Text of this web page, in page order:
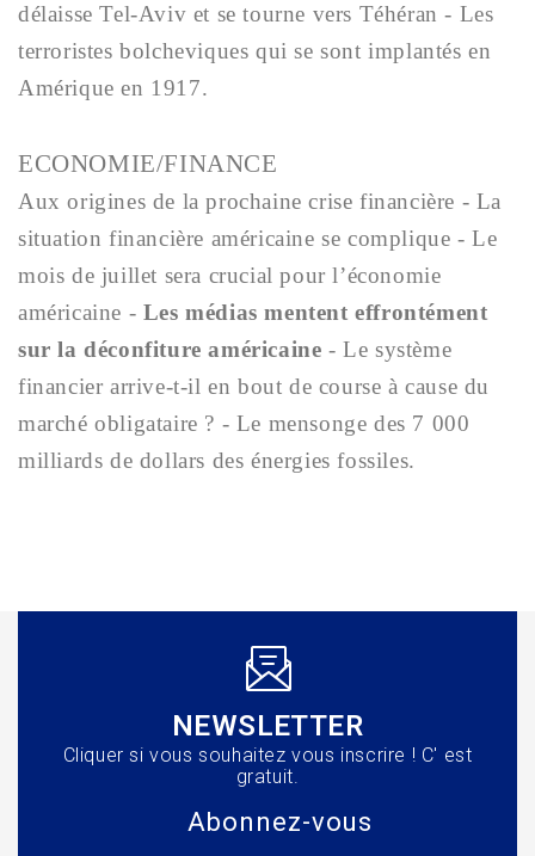
délaisse Tel-Aviv et se tourne vers Téhéran - Les
terroristes bolcheviques qui se sont implantés en
Amérique en 1917.
ECONOMIE/FINANCE
Aux origines de la prochaine crise financière - La
situation financière américaine se complique - Le
mois de juillet sera crucial pour l’économie
américaine - Les médias mentent effrontément
sur la déconfiture américaine - Le système
financier arrive-t-il en bout de course à cause du
marché obligataire ? - Le mensonge des 7 000
milliards de dollars des énergies fossiles.
NEWSLETTER
Cliquer si vous souhaitez vous inscrire ! C' est
gratuit.
Abonnez-vous